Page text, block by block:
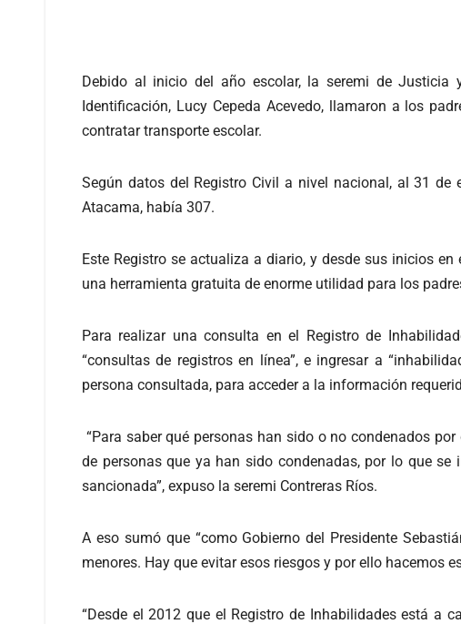
Debido al inicio del año escolar, la seremi de Justicia
Identificación, Lucy Cepeda Acevedo, llamaron a los
contratar transporte escolar.
Según datos del Registro Civil a nivel nacional, al 31 de
Atacama, había 307.
Este Registro se actualiza a diario, y desde sus inicios
una herramienta gratuita de enorme utilidad para los
Para realizar una consulta en el Registro de
“consultas de registros en línea”, e ingresar a
persona consultada, para acceder a la información
“Para saber qué personas han sido o no condenados
de personas que ya han sido condenadas, por lo que
sancionada”, expuso la seremi Contreras Ríos.
A eso sumó que “como Gobierno del Presidente
menores. Hay que evitar esos riesgos y por ello hacemos
“Desde el 2012 que el Registro de Inhabilidades está a